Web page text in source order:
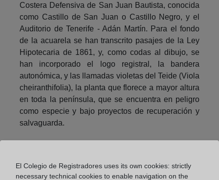
Costera Defensiva de San Juan Bautista, conocida
como Castillo de San Juan o Castillo Negro, y el
Auditorio de Tenerife - Adán Martín. Para el fondo
de la acuarela se han transcrito pasajes de la Ley
Hipotecaria de 1861, y, como codas al dibujo, se
han incorporado el logo registral, la bandera
autonómica, y las llamadas violetas del Teide (Viola
cheiranthifolia), la planta que florece a mayor altura
en toda la península, que se encuentra en peligro
como especie y bajo proyectos de recuperación y
salvaguarda.
El Colegio de Registradores uses its own cookies: strictly
necessary technical cookies to enable navigation on the